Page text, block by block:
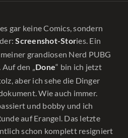
gar keine Comics, sondern
Screenshot-Stories. Ein
grandiosen Nerd PUBG
den „ Done“ bin ich jetzt
aber ich sehe die Dinger
Wie auch immer.
und bobby und ich
auf Erangel. Das letzte
schon komplett resigniert